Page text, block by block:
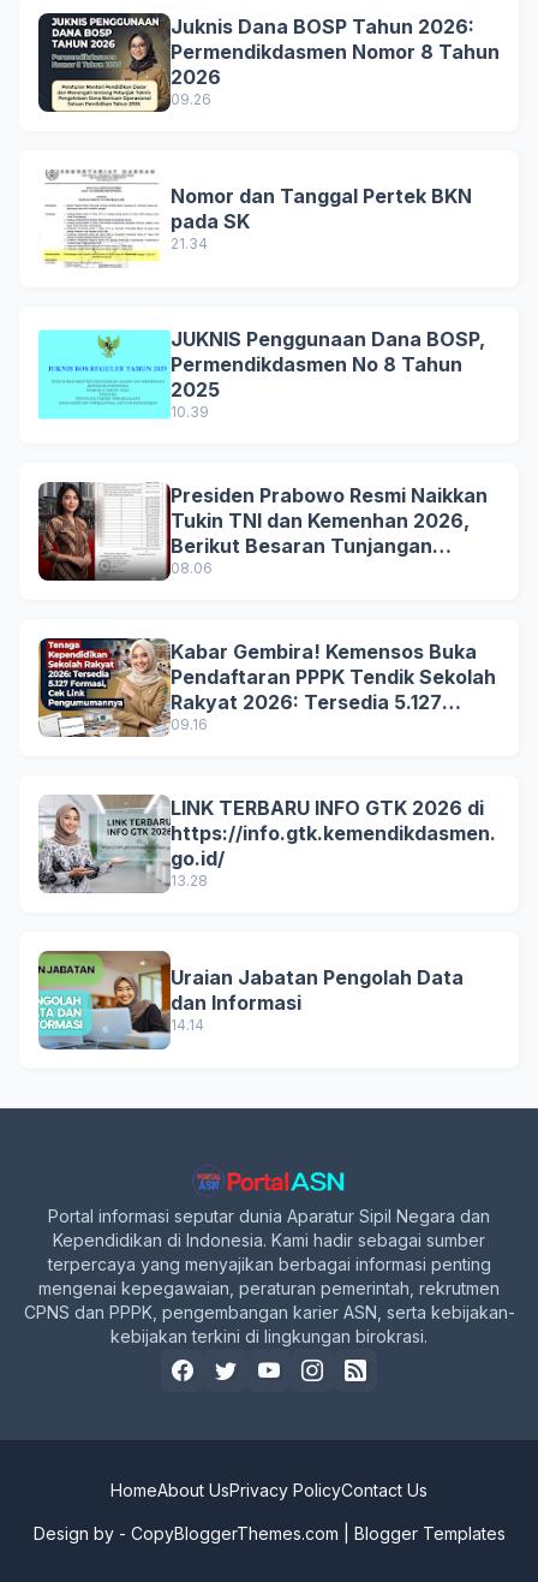
Juknis Dana BOSP Tahun 2026:
Permendikdasmen Nomor 8 Tahun
2026
09.26
Nomor dan Tanggal Pertek BKN
pada SK
21.34
JUKNIS Penggunaan Dana BOSP,
Permendikdasmen No 8 Tahun
2025
10.39
Presiden Prabowo Resmi Naikkan
Tukin TNI dan Kemenhan 2026,
Berikut Besaran Tunjangan
Terbaru
08.06
Kabar Gembira! Kemensos Buka
Pendaftaran PPPK Tendik Sekolah
Rakyat 2026: Tersedia 5.127
Formasi, Simak Syarat dan
09.16
LINK TERBARU INFO GTK 2026 di
https://info.gtk.kemendikdasmen.
go.id/
13.28
Uraian Jabatan Pengolah Data
dan Informasi
14.14
Portal informasi seputar dunia Aparatur Sipil Negara dan
Kependidikan di Indonesia. Kami hadir sebagai sumber
terpercaya yang menyajikan berbagai informasi penting
mengenai kepegawaian, peraturan pemerintah, rekrutmen
CPNS dan PPPK, pengembangan karier ASN, serta kebijakan-
kebijakan terkini di lingkungan birokrasi.
Design by - CopyBloggerThemes.com Blogger Templates
HomeAbout UsPrivacy PolicyContact Us